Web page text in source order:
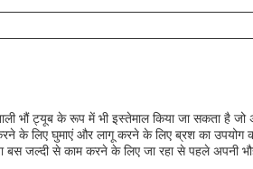
भौं ट्यूब के रूप में भी इस्तेमाल किया जा सकता है
के लिए घुमाएं और लागू करने के लिए ब्रश का उपयोग
बस जल्दी से काम करने के लिए जा रहा से पहले